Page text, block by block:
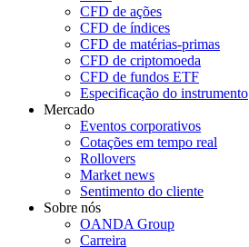
CFD de ações
CFD de índices
CFD de matérias-primas
CFD de criptomoeda
CFD de fundos ETF
Especificação do instrumento
Mercado
Eventos corporativos
Cotações em tempo real
Rollovers
Market news
Sentimento do cliente
Sobre nós
OANDA Group
Carreira